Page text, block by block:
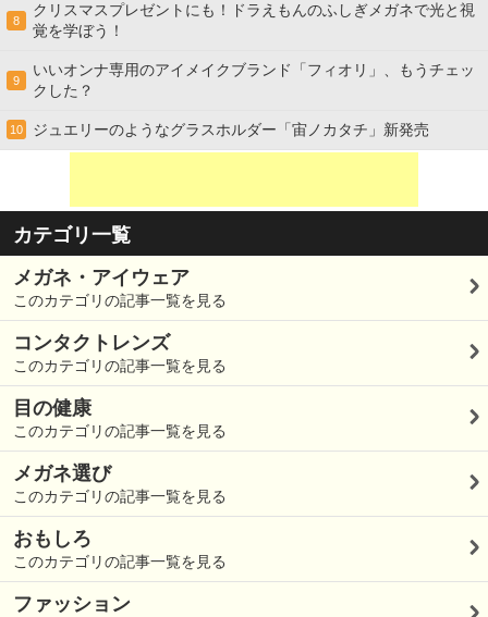
8
クリスマスプレゼントにも！ドラえもんのふしぎメガネで光と視
覚を学ぼう！
9
いいオンナ専用のアイメイクブランド「フィオリ」、もうチェッ
クした？
10 ジュエリーのようなグラスホルダー「宙ノカタチ」新発売
カテゴリ一覧
メガネ・アイウェア
このカテゴリの記事一覧を見る
コンタクトレンズ
このカテゴリの記事一覧を見る
目の健康
このカテゴリの記事一覧を見る
メガネ選び
このカテゴリの記事一覧を見る
おもしろ
このカテゴリの記事一覧を見る
ファッション